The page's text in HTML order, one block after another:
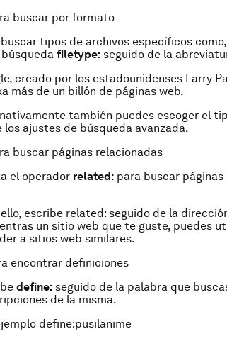
buscar por formato
tipos de archivos específicos como,
búsqueda filetype: seguido de la
creado por los estadounidenses Larry
más de un billón de páginas web.
también puedes escoger el
los ajustes de búsqueda avanzada.
buscar páginas relacionadas
el operador related: para buscar
escribe related: seguido de la
un sitio web que te guste, puedes
a sitios web similares.
encontrar definiciones
define: seguido de la palabra que
de la misma.
define:pusilanime